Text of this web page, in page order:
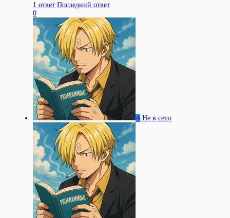
1 ответ Последний ответ
0
A Не в сети